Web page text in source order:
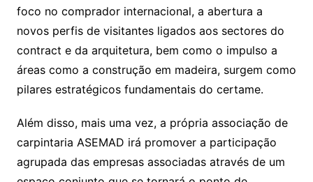
foco no comprador internacional, a abertura a
novos perfis de visitantes ligados aos sectores do
contract e da arquitetura, bem como o impulso a
áreas como a construção em madeira, surgem como
pilares estratégicos fundamentais do certame.
Além disso, mais uma vez, a própria associação de
carpintaria ASEMAD irá promover a participação
agrupada das empresas associadas através de um